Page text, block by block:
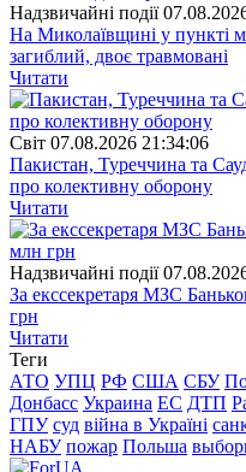
Надзвичайні події
На Миколаївщині у пункті
загиблий, двоє травмовані
Читати
Свiт 07.08.2026 21:34:06
Пакистан, Туреччина та
про колективну оборону
Читати
Надзвичайні події
За екссекретаря МЗС
грн
Читати
Теги
АТО УПЦ РФ США СБУ
Донбасс Украина ЕС ДТП
ГПУ суд війна в Україні
НАБУ пожар Польша